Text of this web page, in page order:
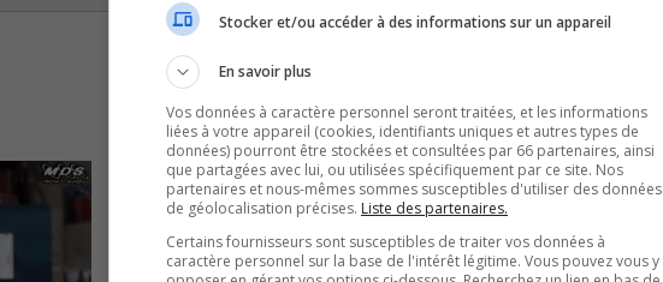
Stocker et/ou accéder à des informations sur un appareil
En savoir plus
Vos données à caractère personnel seront traitées, et les informations
liées à votre appareil (cookies, identifiants uniques et autres types de
données) pourront être stockées et consultées par 66 partenaires, ainsi
que partagées avec lui, ou utilisées spécifiquement par ce site. Nos
partenaires et nous-mêmes sommes susceptibles d'utiliser des données
de géolocalisation précises. Liste des partenaires.
Certains fournisseurs sont susceptibles de traiter vos données à
caractère personnel sur la base de l'intérêt légitime. Vous pouvez vous y